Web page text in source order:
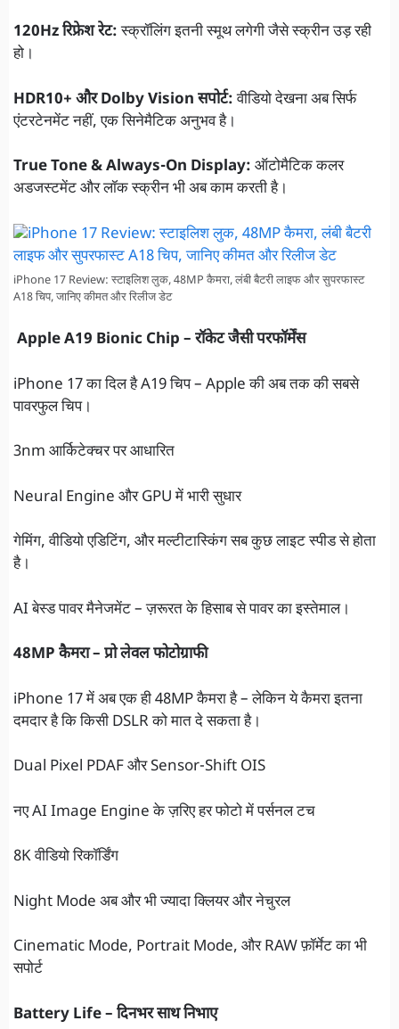
120Hz रिफ्रेश रेट:स्क्रॉलिंग इतनी स्मूथ लगेगी जैसे स्क्रीन उड़ रही
हो।
HDR10+ और Dolby Vision सपोर्ट:वीडियो देखना अब सिर्फ
एंटरटेनमेंट नहीं, एक सिनेमैटिक अनुभव है।
True Tone & Always-On Display: ऑटोमैटिक कलर
अडजस्टमेंट और लॉक स्क्रीन भी अब काम करती है।
iPhone 17 Review: स्टाइलिश लुक, 48MP कैमरा, लंबी बैटरी लाइफ और सुपरफास्ट
A18 चिप, जानिए कीमत और रिलीज डेट
Apple A19 Bionic Chip – रॉकेट जैसी परफॉर्मेंस
iPhone 17 का दिल है A19 चिप – Apple की अब तक की सबसे
पावरफुल चिप।
3nm आर्किटेक्चर पर आधारित
Neural Engine और GPU में भारी सुधार
गेमिंग, वीडियो एडिटिंग, और मल्टीटास्किंग सब कुछ लाइट स्पीड से होता
है।
AI बेस्ड पावर मैनेजमेंट – ज़रूरत के हिसाब से पावर का इस्तेमाल।
48MP कैमरा – प्रो लेवल फोटोग्राफी
iPhone 17 में अब एक ही 48MP कैमरा है – लेकिन ये कैमरा इतना
दमदार है कि किसी DSLR को मात दे सकता है।
Dual Pixel PDAF और Sensor-Shift OIS
नए AI Image Engine के ज़रिए हर फोटो में पर्सनल टच
8K वीडियो रिकॉर्डिंग
Night Mode अब और भी ज्यादा क्लियर और नेचुरल
Cinematic Mode, Portrait Mode, और RAW फ़ॉर्मेट का भी
सपोर्ट
Battery Life – दिनभर साथ निभाए